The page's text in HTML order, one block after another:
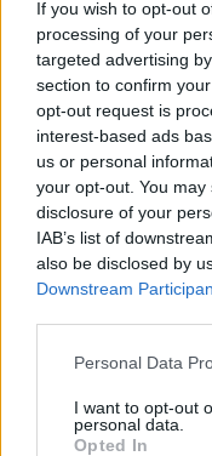
If you wish to opt-out
processing of your
targeted advertising
section to confirm
opt-out request is
interest-based ads
us or personal
your opt-out. You
disclosure of your
IAB’s list of
also be disclosed by
Downstream
Personal Data
I want to opt-out
personal data.
Opted In
„Žalgiryje“
yra krepšinio
Sportas 2026-